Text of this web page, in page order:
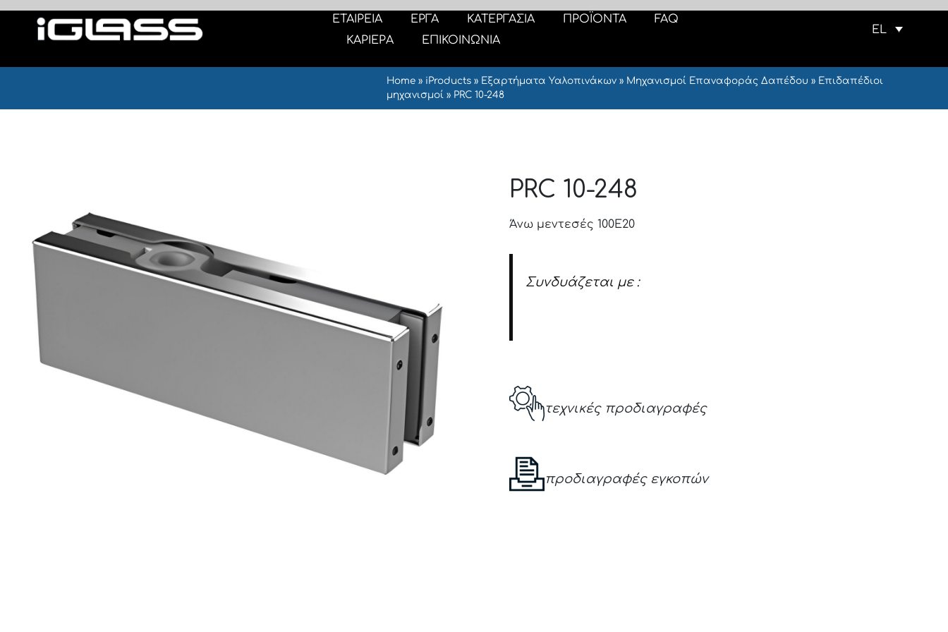
ΕΤΑΙΡΕΙΑ ΕΡΓΑ ΚΑΤΕΡΓΑΣΙΑ ΠΡΟΪΟΝΤΑ
FAQ
ΚΑΡΙΕΡΑ
ΕΠΙΚΟΙΝΩΝΙΑ
EL
Home» iProducts» Εξαρτήματα Υαλοπινάκων» Μηχανισμοί Επαναφοράς Δαπέδου » Επιδαπέδιοι
μηχανισμοί» PRC 10-248
PRC 10-248
Άνω μεντεσές 100Ε20
Συνδυάζεται με :
τεχνικές προδιαγραφές
προδιαγραφές εγκοπών